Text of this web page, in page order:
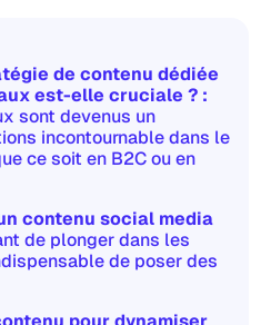
de contenu dédiée
est-elle cruciale ? :
sont devenus un
incontournable dans le
ce soit en B2C ou en
contenu social media
de plonger dans les
de poser des